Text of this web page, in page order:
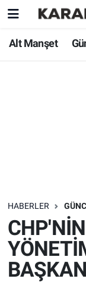
Alt Manşet
HABERLER